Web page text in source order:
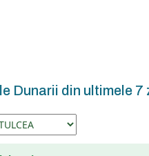
Dunarii din ultimele 7